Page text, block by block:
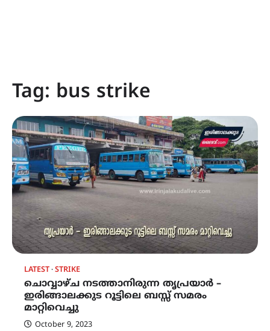
Tag: bus strike
LATEST STRIKE
ചൊവ്വാഴ്ച നടത്താനിരുന്ന തൃപ്രയാര്‍ –
ഇരിങ്ങാലക്കുട റൂട്ടിലെ ബസ്സ് സമരം
മാറ്റിവെച്ചു
October 9, 2023